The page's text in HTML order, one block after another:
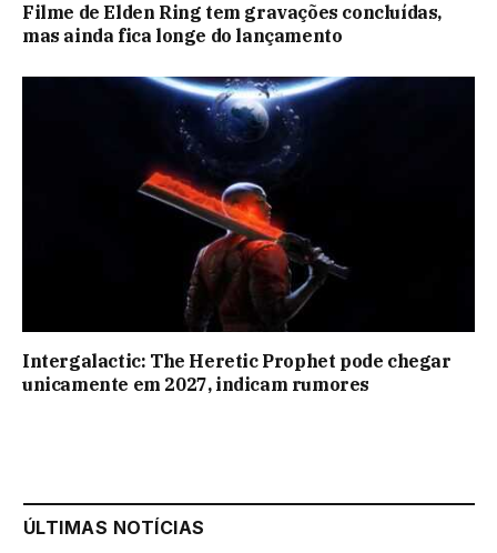
Filme de Elden Ring tem gravações concluídas,
mas ainda fica longe do lançamento
Intergalactic: The Heretic Prophet pode chegar
unicamente em 2027, indicam rumores
ÚLTIMAS NOTÍCIAS